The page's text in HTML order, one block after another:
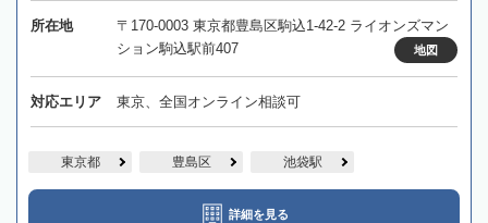
所在地
〒170-0003 東京都豊島区駒込1-42-2 ライオンズマン
ション駒込駅前407
地図
対応エリア 東京、全国オンライン相談可
東京都 豊島区 池袋駅
詳細を見る